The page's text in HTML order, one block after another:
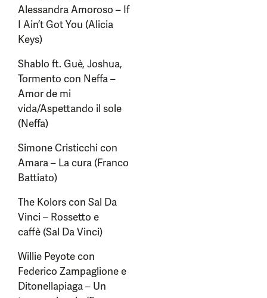
Alessandra Amoroso – If
I Ain’t Got You (Alicia
Keys)
Shablo ft. Guè, Joshua,
Tormento con Neffa –
Amor de mi
vida/Aspettando il sole
(Neffa)
Simone Cristicchi con
Amara – La cura (Franco
Battiato)
The Kolors con Sal Da
Vinci – Rossetto e
caffè (Sal Da Vinci)
Willie Peyote con
Federico Zampaglione e
Ditonellapiaga – Un